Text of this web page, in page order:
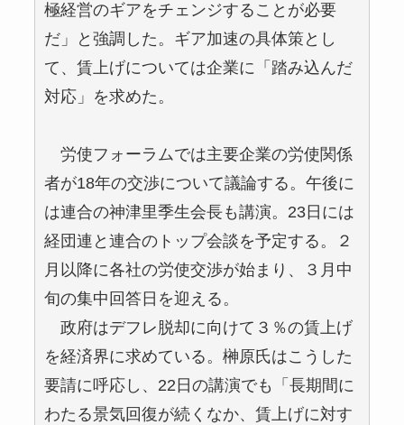
極経営のギアをチェンジすることが必要
だ」と強調した。ギア加速の具体策とし
て、賃上げについては企業に「踏み込んだ
対応」を求めた。
労使フォーラムでは主要企業の労使関係
者が18年の交渉について議論する。午後に
は連合の神津里季生会長も講演。23日には
経団連と連合のトップ会談を予定する。２
月以降に各社の労使交渉が始まり、３月中
旬の集中回答日を迎える。
政府はデフレ脱却に向けて３％の賃上げ
を経済界に求めている。榊原氏はこうした
要請に呼応し、22日の講演でも「長期間に
わたる景気回復が続くなか、賃上げに対す